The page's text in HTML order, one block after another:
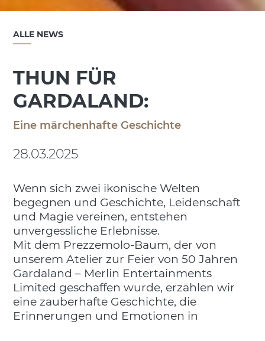
ALLE NEWS
THUN FÜR
GARDALAND:
Eine märchenhafte Geschichte
28.03.2025
Wenn sich zwei ikonische Welten
begegnen und Geschichte, Leidenschaft
und Magie vereinen, entstehen
unvergessliche Erlebnisse.
Mit dem Prezzemolo-Baum, der von
unserem Atelier zur Feier von 50 Jahren
Gardaland – Merlin Entertainments
Limited geschaffen wurde, erzählen wir
eine zauberhafte Geschichte, die
Erinnerungen und Emotionen in